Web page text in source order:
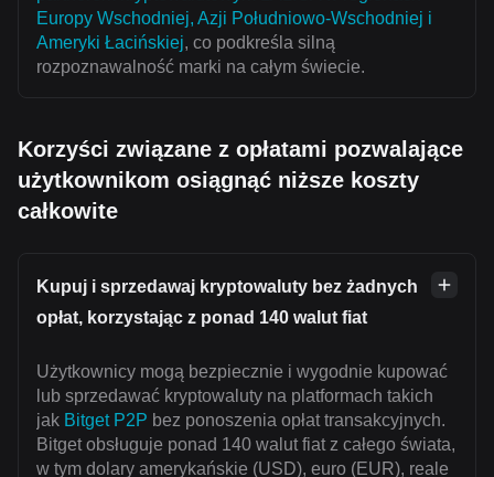
Europy Wschodniej, Azji Południowo-Wschodniej i
Ameryki Łacińskiej, co podkreśla silną
rozpoznawalność marki na całym świecie.
Korzyści związane z opłatami pozwalające
użytkownikom osiągnąć niższe koszty
całkowite
Kupuj i sprzedawaj kryptowaluty bez żadnych
opłat, korzystając z ponad 140 walut fiat
Użytkownicy mogą bezpiecznie i wygodnie kupować
lub sprzedawać kryptowaluty na platformach takich
jak Bitget P2P bez ponoszenia opłat transakcyjnych.
Bitget obsługuje ponad 140 walut fiat z całego świata,
w tym dolary amerykańskie (USD), euro (EUR), reale